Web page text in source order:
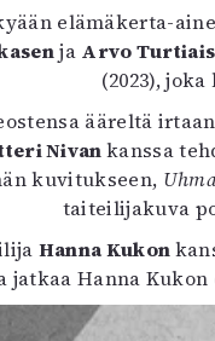
Musiikki
Levyt
Kuvataide
In English
Esitystaide
Arkisto
elämäkerta-
ja Arvo
(2023),
ääreltä
Nivankanssa
kuvitukseen,
taiteilijakuva
Hanna Kukon
jatkaa Hanna